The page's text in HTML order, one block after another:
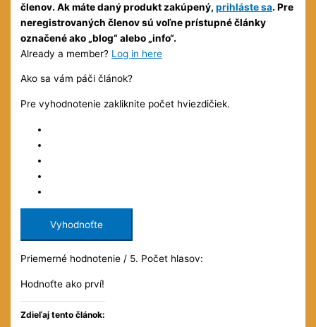
členov. Ak máte daný produkt zakúpený,prihláste sa. Pre
neregistrovaných členov sú voľne prístupné články
označené ako „blog“ alebo „info“.
Already a member? Log in here
Ako sa vám páči článok?
Pre vyhodnotenie zakliknite počet hviezdičiek.
Vyhodnoťte
Priemerné hodnotenie / 5. Počet hlasov:
Hodnoťte ako prví!
Zdieľaj tento článok: